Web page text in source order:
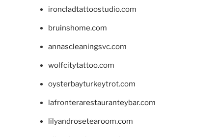
ironcladtattoostudio.com
bruinshome.com
annascleaningsvc.com
wolfcitytattoo.com
oysterbayturkeytrot.com
lafronterarestauranteybar.com
lilyandrosetearoom.com